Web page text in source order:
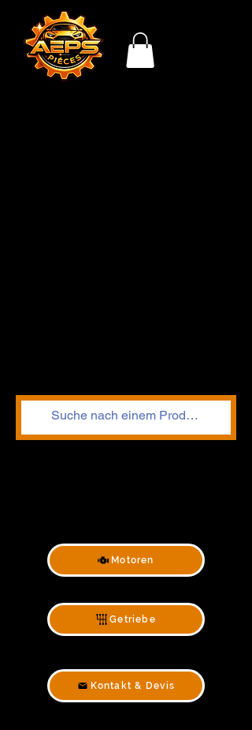
Motoren
Getriebe
Kontakt & Devis